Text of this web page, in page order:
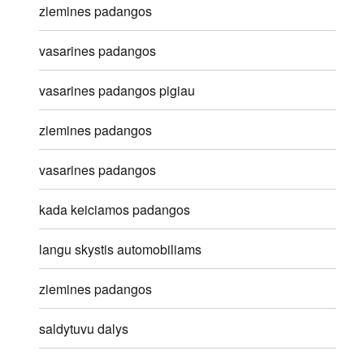
ziemines padangos
vasarines padangos
vasarines padangos pigiau
ziemines padangos
vasarines padangos
kada keiciamos padangos
langu skystis automobiliams
ziemines padangos
saldytuvu dalys